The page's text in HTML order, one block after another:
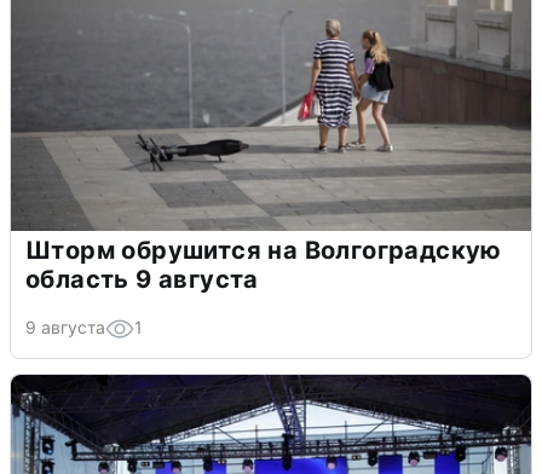
Шторм обрушится на Волгоградскую
область 9 августа
9 августа 1